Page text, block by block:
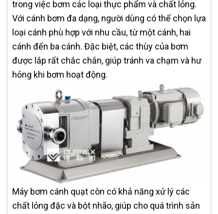
trong việc bơm các loại thực phẩm và chất lỏng.
Với cánh bơm đa dạng, người dùng có thể chọn lựa
loại cánh phù hợp với nhu cầu, từ một cánh, hai
cánh đến ba cánh. Đặc biệt, các thùy của bơm
được lắp rất chắc chắn, giúp tránh va chạm và hư
hỏng khi bơm hoạt động.
Máy bơm cánh quạt còn có khả năng xử lý các
chất lỏng đặc và bột nhão, giúp cho quá trình sản